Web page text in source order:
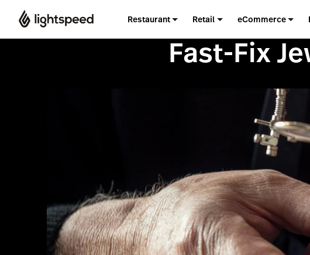
Restaurant Retail eCommerce
Fast-Fix